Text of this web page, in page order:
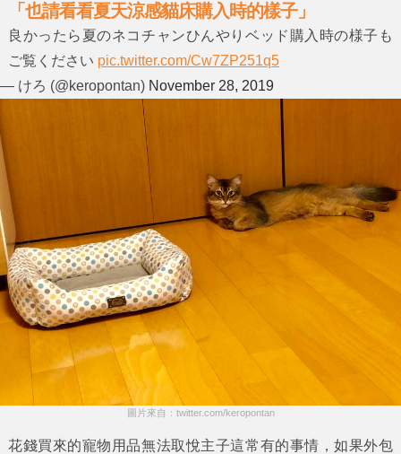
「也請看看夏天涼感貓床購入時的樣子」
良かったら夏のネコチャンひんやりベッド購入時の様子も
ご覧ください pic.twitter.com/Cw7ZP251q5
— けろ (@keropontan) November 28, 2019
圖片來自：twitter.com/keropontan
花錢買來的寵物用品無法取悅主子這常有的事情，如果外包